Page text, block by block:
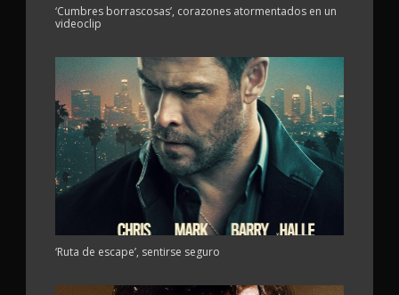
‘Cumbres borrascosas’, corazones atormentados en un
videoclip
‘Ruta de escape’, sentirse seguro